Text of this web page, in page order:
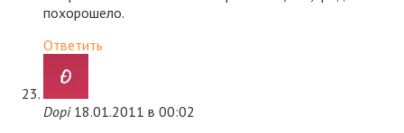
похорошело.
Ответить
Dopi 18.01.2011 в 00:02